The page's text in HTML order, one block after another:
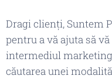
Dragi clienți, Suntem
pentru a vă ajuta să
intermediul
căutarea unei